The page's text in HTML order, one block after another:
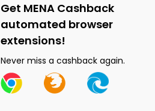
Get MENA Cashback
automated browser
extensions!
Never miss a cashback again.